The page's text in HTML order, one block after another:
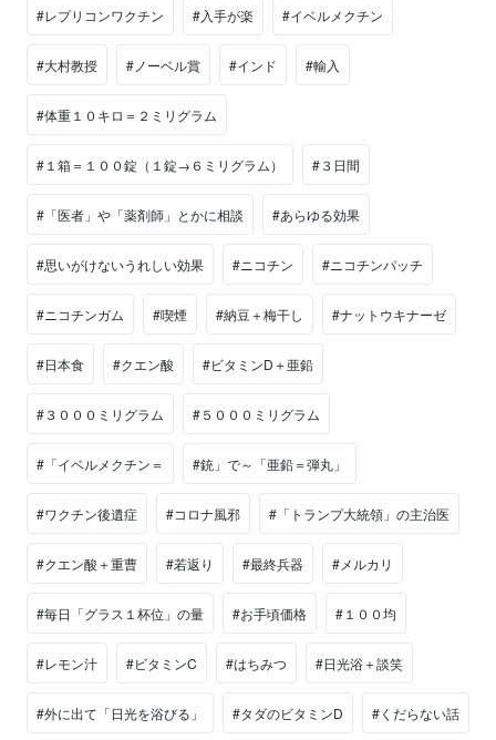
#レプリコンワクチン #入手が楽 #イベルメクチン
#大村教授 #ノーベル賞 #インド #輸入
#体重１０キロ＝２ミリグラム
#１箱＝１００錠（１錠→６ミリグラム） #３日間
#「医者」や「薬剤師」とかに相談 #あらゆる効果
#思いがけないうれしい効果 #ニコチン #ニコチンパッチ
#ニコチンガム #喫煙 #納豆＋梅干し #ナットウキナーゼ
#日本食 #クエン酸 #ビタミンD＋亜鉛
#３０００ミリグラム #５０００ミリグラム
#「イベルメクチン＝ #銃」で～「亜鉛＝弾丸」
#ワクチン後遺症 #コロナ風邪 #「トランプ大統領」の主治医
#クエン酸＋重曹 #若返り #最終兵器 #メルカリ
#毎日「グラス１杯位」の量 #お手頃価格 #１００均
#レモン汁 #ビタミンC #はちみつ #日光浴＋談笑
#外に出て「日光を浴びる」 #タダのビタミンD #くだらない話